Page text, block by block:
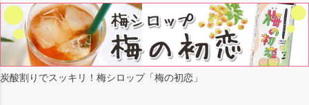
炭酸割りでスッキリ！梅シロップ「梅の初恋」